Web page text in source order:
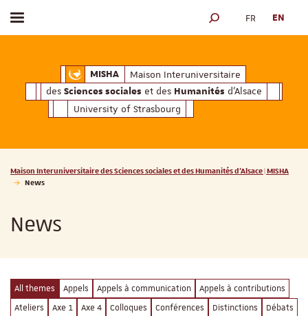
MISHAMaison Interuniversitaire des
Maison Interuniversitaire
des Sciences sociales et des Humanités d'Alsace
University of Strasbourg
Toggle menu SEARCH ENGINE
FR EN
Vous êtes ici :
Maison Interuniversitaire des Sciences sociales et des Humanités d'Alsace | MISHA
News
News
All themes Appels Appels à communication
Appels à contributions
Ateliers
Axe 1 Axe 4 Colloques Conférences Distinctions
Débats